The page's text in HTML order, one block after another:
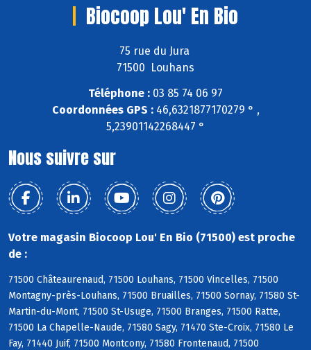
Biocoop Lou' En Bio
75 rue du Jura
71500 Louhans
Téléphone : 03 85 74 06 97
Coordonnées GPS :46,6321877170279 ° ,
5,23901142268447 °
Nous suivre sur
Votre magasin Biocoop Lou' En Bio (71500) est proche
de :
71500 Châteaurenaud, 71500 Louhans, 71500 Vincelles, 71500
Montagny-près-Louhans, 71500 Bruailles, 71500 Sornay, 71580 St-
Martin-du-Mont, 71500 St-Usuge, 71500 Branges, 71500 Ratte,
71500 La Chapelle-Naude, 71580 Sagy, 71470 Ste-Croix, 71580 Le
Fay, 71440 Juif, 71500 Montcony, 71580 Frontenaud, 71500